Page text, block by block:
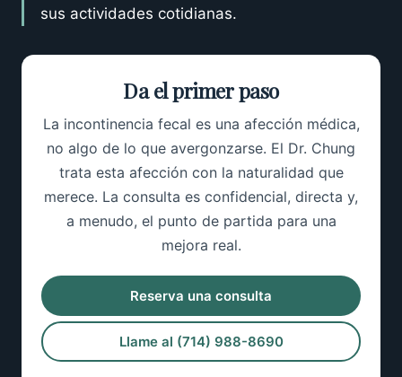
sus actividades cotidianas.
Da el primer paso
La incontinencia fecal es una afección médica,
no algo de lo que avergonzarse. El Dr. Chung
trata esta afección con la naturalidad que
merece. La consulta es confidencial, directa y,
a menudo, el punto de partida para una
mejora real.
Reserva una consulta
Llame al (714) 988-8690